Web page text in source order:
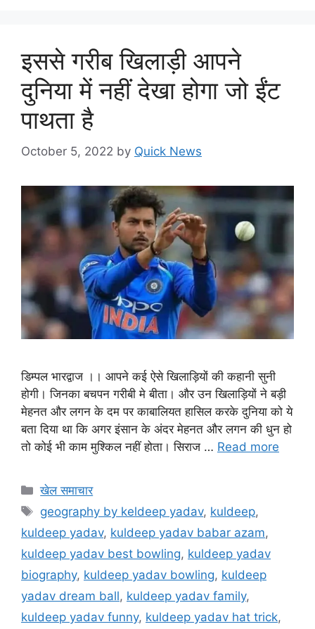
इससे गरीब खिलाड़ी आपने
दुनिया में नहीं देखा होगा जो ईंट
पाथता है
October 5, 2022 by Quick News
डिम्पल भारद्वाज ।। आपने कई ऐसे खिलाड़ियों की कहानी सुनी
होगी। जिनका बचपन गरीबी मे बीता। और उन खिलाड़ियों ने बड़ी
मेहनत और लगन के दम पर काबालियत हासिल करके दुनिया को ये
बता दिया था कि अगर इंसान के अंदर मेहनत और लगन की धुन हो
तो कोई भी काम मुश्किल नहीं होता। सिराज … Read more
खेल समाचार
geography by keldeep yadav, kuldeep,
kuldeep yadav, kuldeep yadav babar azam,
kuldeep yadav best bowling, kuldeep yadav
biography, kuldeep yadav bowling, kuldeep
yadav dream ball, kuldeep yadav family,
kuldeep yadav funny, kuldeep yadav hat trick,